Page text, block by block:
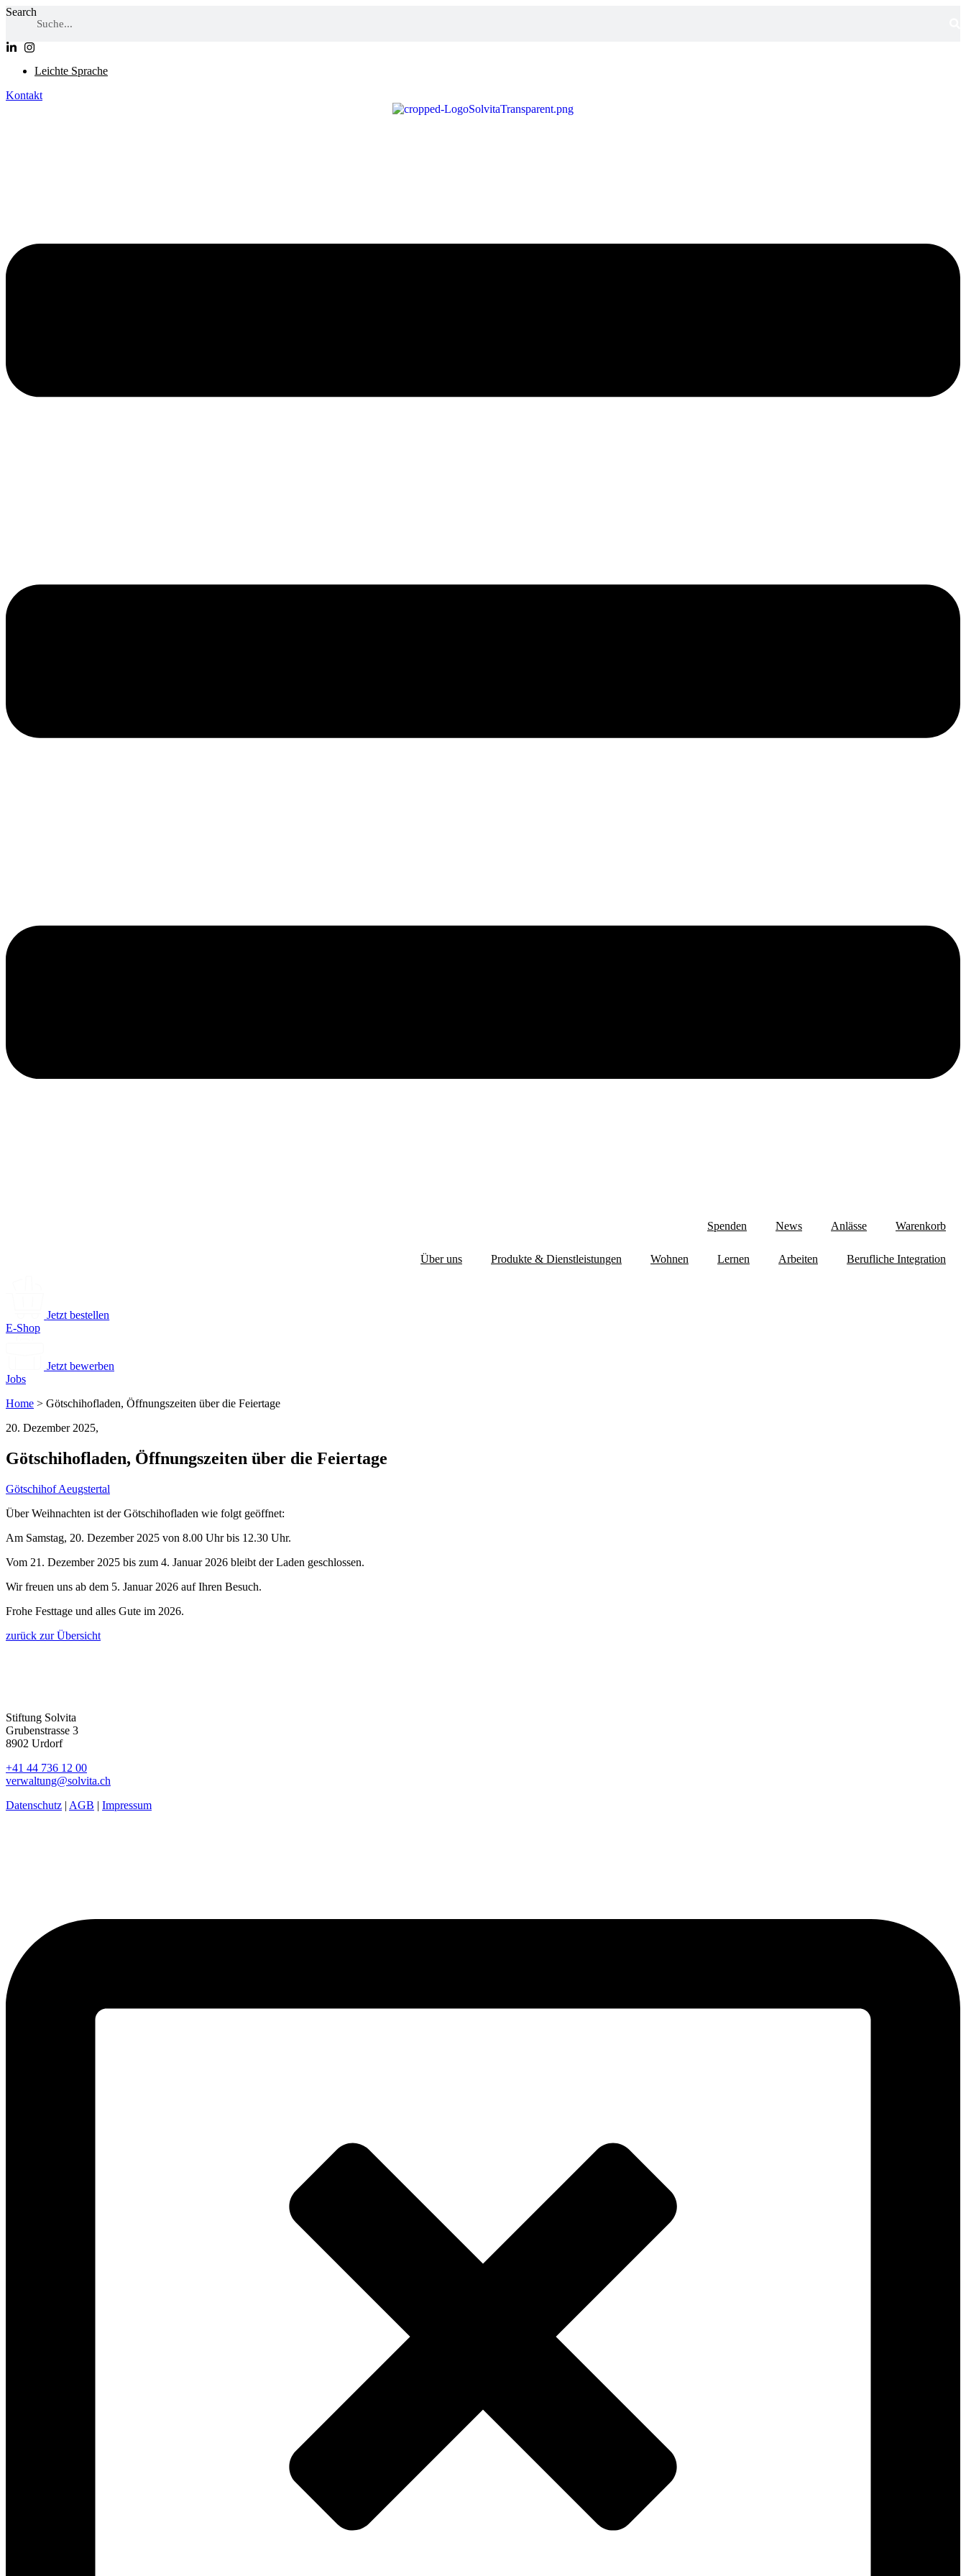
Skip
Search
Leichte Sprache
Kontakt
Spenden News Anlässe Warenkorb
Über uns Produkte & Dienstleistungen Wohnen Lernen Arbeiten Berufliche Integration
Jetzt bestellen
E-Shop
Jetzt bewerben
Jobs
Home > Götschihofladen, Öffnungszeiten über die Feiertage
20. Dezember 2025,
Götschihofladen, Öffnungszeiten über die Feiertage
Götschihof Aeugstertal
Über Weihnachten ist der Götschihofladen wie folgt geöffnet:
Am Samstag, 20. Dezember 2025 von 8.00 Uhr bis 12.30 Uhr.
Vom 21. Dezember 2025 bis zum 4. Januar 2026 bleibt der Laden geschlossen.
Wir freuen uns ab dem 5. Januar 2026 auf Ihren Besuch.
Frohe Festtage und alles Gute im 2026.
zurück zur Übersicht
Stiftung Solvita
Grubenstrasse 3
8902 Urdorf
+41 44 736 12 00
verwaltung@solvita.ch
Datenschutz | AGB | Impressum